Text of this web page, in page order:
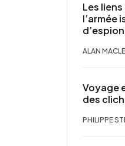
Les
l’armée
ALAN
Voyage
des
PHILIPPE